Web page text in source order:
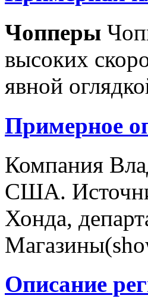
Чопперы
высоких
явной
Примерное
Компания
США.
Хонда,
Описание